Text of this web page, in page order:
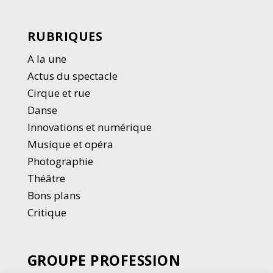
RUBRIQUES
A la une
Actus du spectacle
Cirque et rue
Danse
Innovations et numérique
Musique et opéra
Photographie
Théâtre
Bons plans
Critique
GROUPE PROFESSION